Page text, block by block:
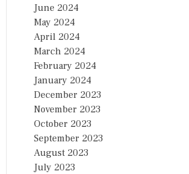
June 2024
May 2024
April 2024
March 2024
February 2024
January 2024
December 2023
November 2023
October 2023
September 2023
August 2023
July 2023